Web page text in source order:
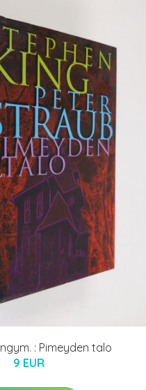
: Pimeyden talo
9 EUR